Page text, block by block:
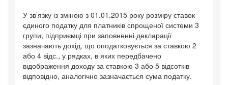
У зв’язку із зміною з 01.01.2015 року розміру ставок
єдиного податку для платників спрощеної системи 3
групи, підприємці при заповненні декларації
зазначають дохід, що оподатковується за ставкою 2
або 4 відс., у рядках, в яких передбачено
відображення доходу за ставкою 3 або 5 відсотків
відповідно, аналогічно зазначається сума податку.